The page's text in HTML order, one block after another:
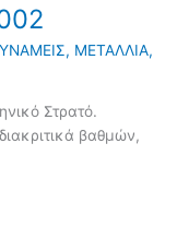
, ΜΕΤΑΛΛΙΑ,
Στρατό.
βαθμών,